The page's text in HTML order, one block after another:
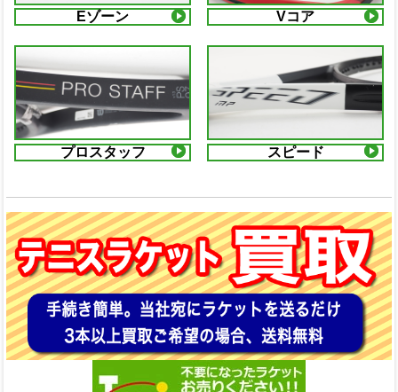
Eゾーン Vコア
プロスタッフ スピード